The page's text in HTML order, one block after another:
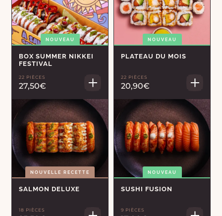
NOUVEAU
BOX SUMMER NIKKEI
FESTIVAL
22 PIÈCES
27,50€
NOUVEAU
PLATEAU DU MOIS
22 PIÈCES
20,90€
NOUVELLE RECETTE
SALMON DELUXE
18 PIÈCES
NOUVEAU
SUSHI FUSION
9 PIÈCES